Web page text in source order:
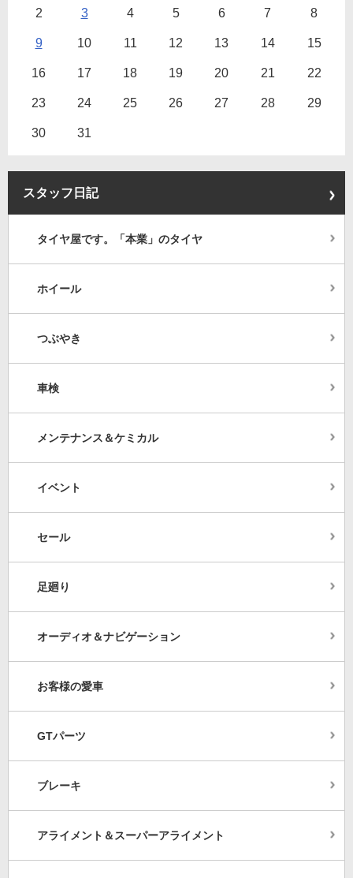
2 3 4 5 6 7 8
9 10 11 12 13 14 15
16 17 18 19 20 21 22
23 24 25 26 27 28 29
30 31
スタッフ日記
タイヤ屋です。「本業」のタイヤ
ホイール
つぶやき
車検
メンテナンス＆ケミカル
イベント
セール
足廻り
オーディオ＆ナビゲーション
お客様の愛車
GTパーツ
ブレーキ
アライメント＆スーパーアライメント